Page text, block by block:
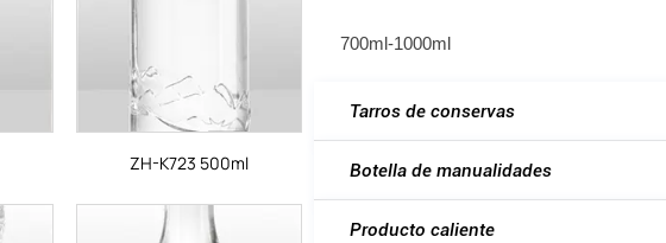
ZH-K723 500ml
700ml-1000ml
Tarros de conservas
Botella de manualidades
Producto caliente